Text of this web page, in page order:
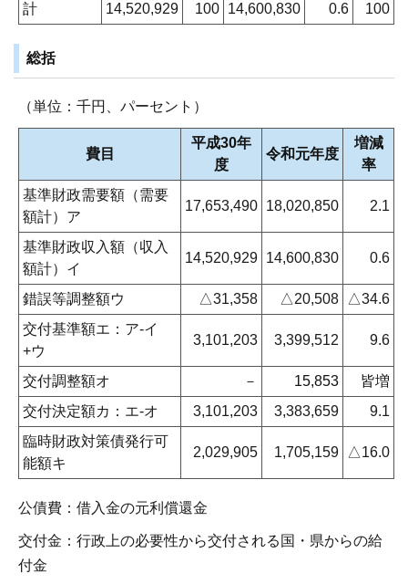
計
14,520,929 100 14,600,830 0.6 100
総括
（単位：千円、パーセント）
費目
平成30年
度
令和元年度
増減
率
基準財政需要額（需要
額計）ア
17,653,490 18,020,850 2.1
基準財政収入額（収入
額計）イ
14,520,929 14,600,830 0.6
錯誤等調整額ウ △31,358 △20,508
△34.6
交付基準額エ：ア-イ
+ウ
3,101,203 3,399,512 9.6
交付調整額オ － 15,853
皆増
交付決定額カ：エ-オ
3,101,203 3,383,659
9.1
臨時財政対策債発行可
能額キ
2,029,905 1,705,159 △16.0
公債費：借入金の元利償還金
交付金：行政上の必要性から交付される国・県からの給
付金